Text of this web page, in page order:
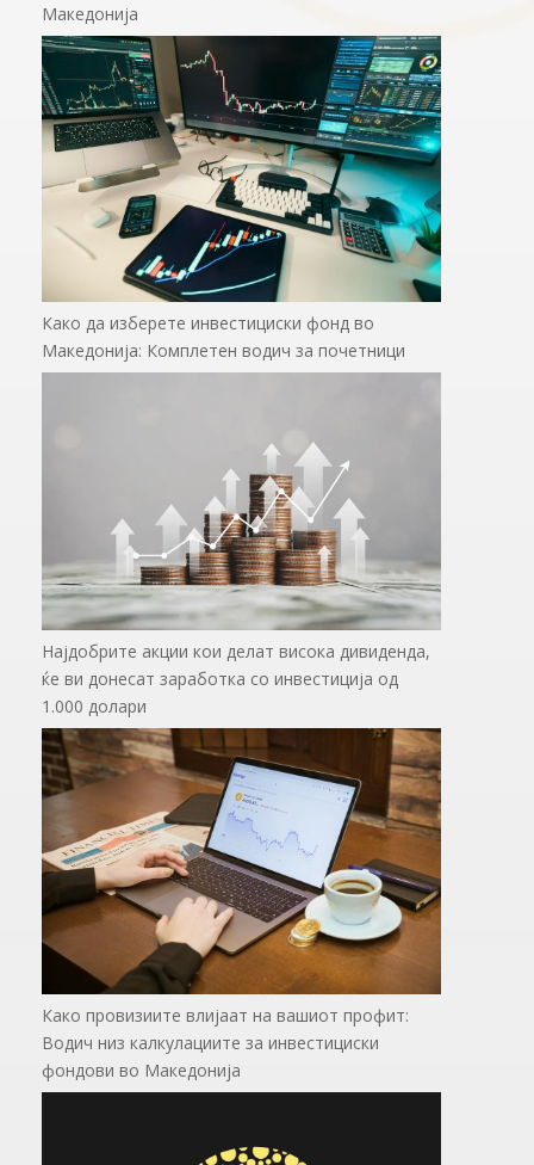
Македонија
Како да изберете инвестициски фонд во
Македонија: Комплетен водич за почетници
Најдобрите акции кои делат висока дивиденда,
ќе ви донесат заработка со инвестиција од
1.000 долари
Како провизиите влијаат на вашиот профит:
Водич низ калкулациите за инвестициски
фондови во Mакедонија